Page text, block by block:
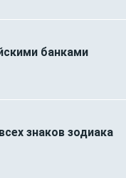
банками
знаков зодиака